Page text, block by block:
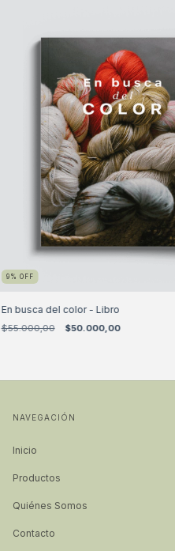
9 % OFF
En busca del color - Libro
$55.000,00 $50.000,00
NAVEGACIÓN
Inicio
Productos
Quiénes Somos
Contacto